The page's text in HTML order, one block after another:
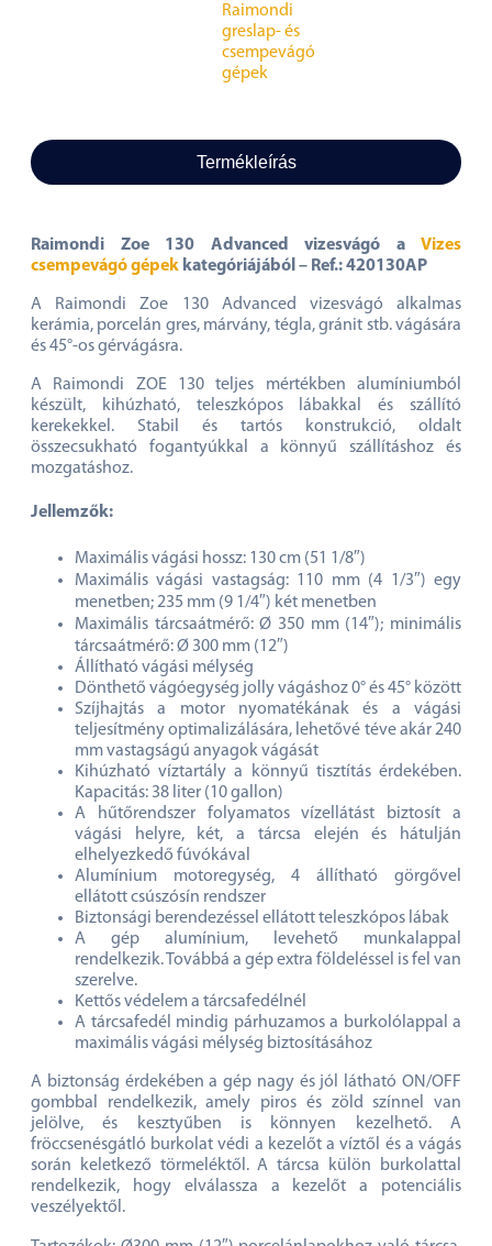
Raimondi
greslap- és
csempevágó
gépek
Termékleírás
Raimondi Zoe 130 Advanced vizesvágó a Vizes
csempevágó gépek kategóriájából – Ref.: 420130AP
A Raimondi Zoe 130 Advanced vizesvágó alkalmas
kerámia, porcelán gres, márvány, tégla, gránit stb. vágására
és 45°-os gérvágásra.
A Raimondi ZOE 130 teljes mértékben alumíniumból
készült, kihúzható, teleszkópos lábakkal és szállító
kerekekkel. Stabil és tartós konstrukció, oldalt
összecsukható fogantyúkkal a könnyű szállításhoz és
mozgatáshoz.
Jellemzők:
Maximális vágási hossz: 130 cm (51 1/8″)
Maximális vágási vastagság: 110 mm (4 1/3″) egy
menetben; 235 mm (9 1/4″) két menetben
Maximális tárcsaátmérő: Ø 350 mm (14″); minimális
tárcsaátmérő: Ø 300 mm (12″)
Állítható vágási mélység
Dönthető vágóegység jolly vágáshoz 0° és 45° között
Szíjhajtás a motor nyomatékának és a vágási
teljesítmény optimalizálására, lehetővé téve akár 240
mm vastagságú anyagok vágását
Kihúzható víztartály a könnyű tisztítás érdekében.
Kapacitás: 38 liter (10 gallon)
A hűtőrendszer folyamatos vízellátást biztosít a
vágási helyre, két, a tárcsa elején és hátulján
elhelyezkedő fúvókával
Alumínium motoregység, 4 állítható görgővel
ellátott csúszósín rendszer
Biztonsági berendezéssel ellátott teleszkópos lábak
A gép alumínium, levehető munkalappal
rendelkezik. Továbbá a gép extra földeléssel is fel van
szerelve.
Kettős védelem a tárcsafedélnél
A tárcsafedél mindig párhuzamos a burkolólappal a
maximális vágási mélység biztosításához
A biztonság érdekében a gép nagy és jól látható ON/OFF
gombbal rendelkezik, amely piros és zöld színnel van
jelölve, és kesztyűben is könnyen kezelhető. A
fröccsenésgátló burkolat védi a kezelőt a víztől és a vágás
során keletkező törmeléktől. A tárcsa külön burkolattal
rendelkezik, hogy elválassza a kezelőt a potenciális
veszélyektől.